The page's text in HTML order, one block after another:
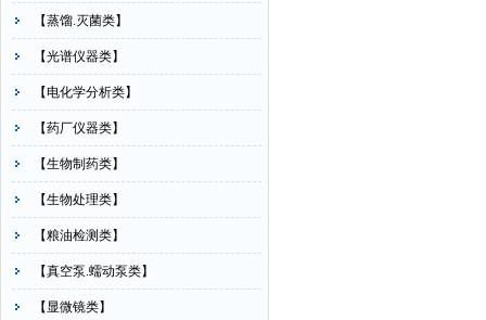
【蒸馏.灭菌类】
【光谱仪器类】
【电化学分析类】
【药厂仪器类】
【生物制药类】
【生物处理类】
【粮油检测类】
【真空泵.蠕动泵类】
【显微镜类】